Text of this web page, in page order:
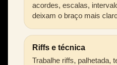
acordes, escalas,
deixam o braço mais
Riffs e técnica
Trabalhe riffs, palhetada,